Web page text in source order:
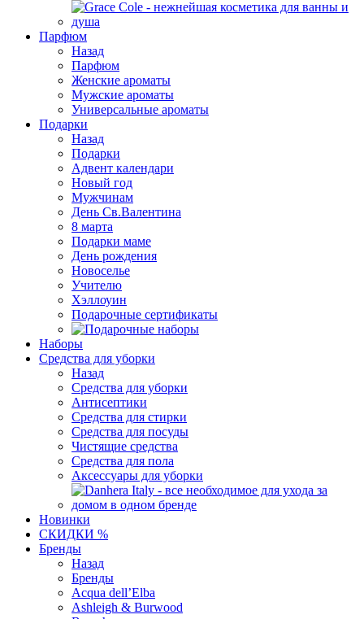
Парфюм
Назад
Парфюм
Женские ароматы
Мужские ароматы
Универсальные ароматы
Подарки
Назад
Подарки
Адвент календари
Новый год
Мужчинам
День Св.Валентина
8 марта
Подарки маме
День рождения
Новоселье
Учителю
Хэллоуин
Подарочные сертификаты
Наборы
Средства для уборки
Назад
Средства для уборки
Антисептики
Средства для стирки
Средства для посуды
Чистящие средства
Средства для пола
Аксессуары для уборки
Новинки
СКИДКИ %
Бренды
Назад
Бренды
Acqua dell’Elba
Ashleigh & Burwood